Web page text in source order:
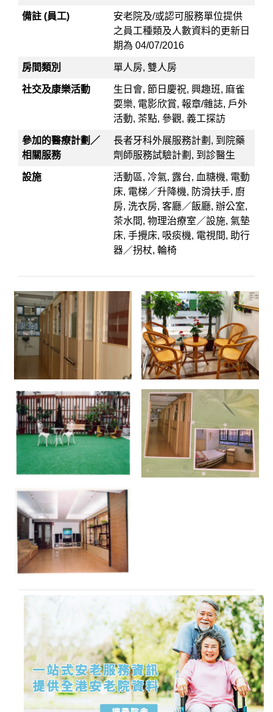
備註 (員工)
安老院及/或認可服務單位提供
之員工種類及人數資料的更新日
期為 04/07/2016
房間類別 單人房, 雙人房
社交及康樂活動
生日會, 節日慶祝, 興趣班, 麻雀
耍樂, 電影欣賞, 報章/雜誌, 戶外
活動, 茶點, 參觀, 義工探訪
參加的醫療計劃／
相關服務
長者牙科外展服務計劃, 到院藥
劑師服務試驗計劃, 到診醫生
設施
活動區, 冷氣, 露台, 血糖機, 電動
床, 電梯／升降機, 防滑扶手, 廚
房, 洗衣房, 客廳／飯廳, 辦公室,
茶水間, 物理治療室／設施, 氣墊
床, 手攪床, 吸痰機, 電視間, 助行
器／拐杖, 輪椅